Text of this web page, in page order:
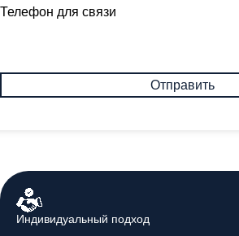
Телефон для связи
Индивидуальный подход